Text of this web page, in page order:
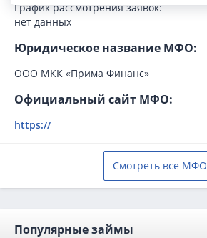
График рассмотрения заявок:
нет данных
Юридическое название МФО:
ООО МКК «Прима Финанс»
Официальный сайт МФО:
https://
Смотреть все МФО
Популярные займы